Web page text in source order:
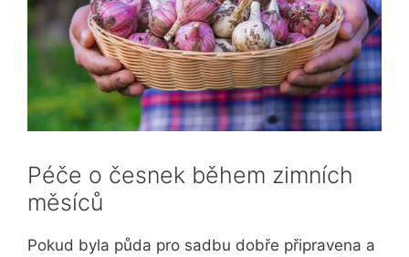
Péče o česnek během zimních
měsíců
Pokud byla půda pro sadbu dobře připravena a